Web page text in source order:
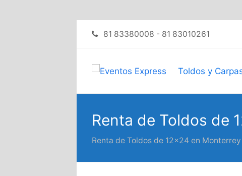
81 83380008 - 81 83010261
Toldos y
Renta de Toldos de
Renta de Toldos de 12×24 en Monterrey